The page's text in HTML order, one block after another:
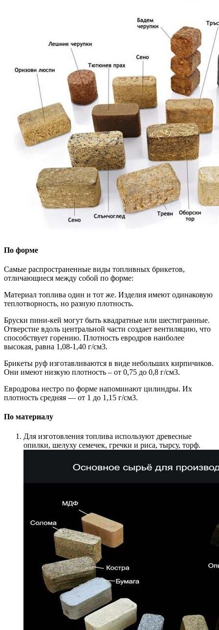
По форме
Самые распространенные виды топливных брикетов,
отличающиеся между собой по форме:
Материал топлива один и тот же. Изделия имеют одинаковую
теплотворность, но разную плотность.
Бруски пини-кей могут быть квадратные или шестигранные.
Отверстие вдоль центральной части создает вентиляцию, что
способствует горению. Плотность евродров наиболее
высокая, равна 1,08-1,40 г/см3.
Брикеты руф изготавливаются в виде небольших кирпичиков.
Они имеют низкую плотность – от 0,75 до 0,8 г/см3.
Евродрова нестро по форме напоминают цилиндры. Их
плотность средняя — от 1 до 1,15 г/см3.
По материалу
Для изготовления топлива используют древесные
опилки, шелуху семечек, гречки и риса, тырсу, торф.